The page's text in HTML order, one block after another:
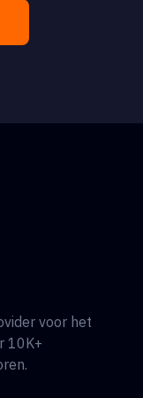
voor het
10K+